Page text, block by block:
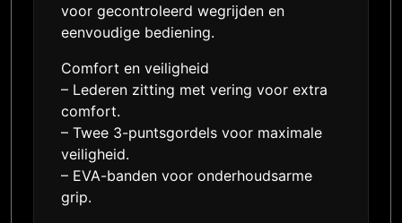
voor gecontroleerd wegrijden en
eenvoudige bediening.
Comfort en veiligheid
– Lederen zitting met vering voor extra
comfort.
– Twee 3-puntsgordels voor maximale
veiligheid.
– EVA-banden voor onderhoudsarme
grip.